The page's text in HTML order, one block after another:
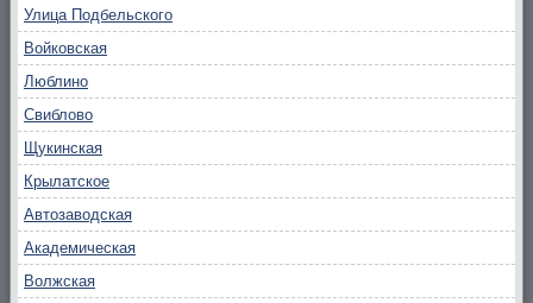
Улица Подбельского
Войковская
Люблино
Свиблово
Щукинская
Крылатское
Автозаводская
Академическая
Волжская